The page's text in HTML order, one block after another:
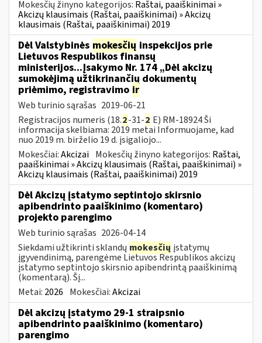
Mokesčių žinyno kategorijos: Raštai, paaiškinimai »
Akcizų klausimais (Raštai, paaiškinimai) » Akcizų
klausimais (Raštai, paaiškinimai) 2019
Dėl Valstybinės mokesčių inspekcijos prie
Lietuvos Respublikos finansų
ministerijos...Įsakymo Nr. 174 „Dėl akcizų
sumokėjimą užtikrinančių dokumentų
priėmimo, registravimo ir
Web turinio sąrašas 2019-06-21
Registracijos numeris (18.2-31-2 E) RM-18924 Ši
informacija skelbiama: 2019 metai Informuojame, kad
nuo 2019 m. birželio 19 d. įsigaliojo...
Mokesčiai:Akcizai Mokesčių žinyno kategorijos: Raštai,
paaiškinimai » Akcizų klausimais (Raštai, paaiškinimai) »
Akcizų klausimais (Raštai, paaiškinimai) 2019
Dėl Akcizų įstatymo septintojo skirsnio
apibendrinto paaiškinimo (komentaro)
projekto parengimo
Web turinio sąrašas 2026-04-14
Siekdami užtikrinti sklandų mokesčių įstatymų
įgyvendinimą, parengėme Lietuvos Respublikos akcizų
įstatymo septintojo skirsnio apibendrintą paaiškinimą
(komentarą). Šį...
Metai: 2026 Mokesčiai:Akcizai
Dėl akcizų įstatymo 29-1 straipsnio
apibendrinto paaiškinimo (komentaro)
parengimo